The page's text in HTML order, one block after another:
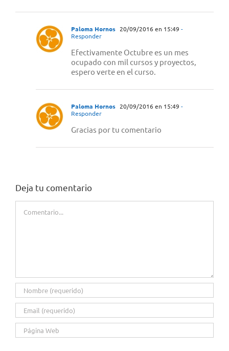
Paloma Hornos 20/09/2016 en 15:49 -
Responder
Efectivamente Octubre es un mes
ocupado con mil cursos y proyectos,
espero verte en el curso.
Paloma Hornos 20/09/2016 en 15:49 -
Responder
Gracias por tu comentario
Deja tu comentario